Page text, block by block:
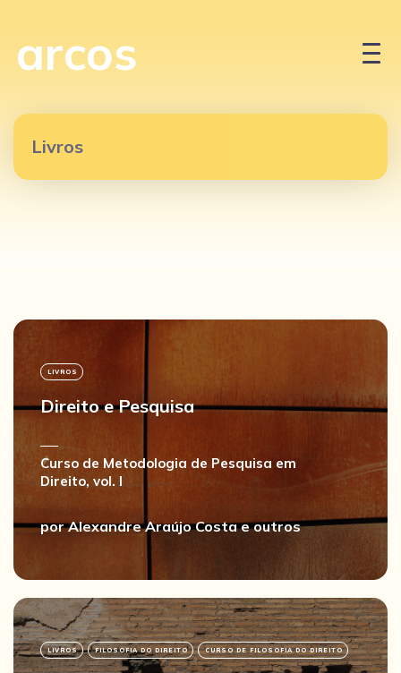
arcos
Livros
LIVROS
Direito e Pesquisa
Curso de Metodologia de Pesquisa em
Direito, vol. I
porAlexandre Araújo Costae outros
LIVROS FILOSOFIA DO DIREITO CURSO DE FILOSOFIA DO DIREITO